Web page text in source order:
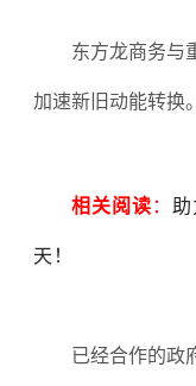
东方龙商务与重
加速新旧动能转换。
相关阅读 ：
天！
已经合作的政府